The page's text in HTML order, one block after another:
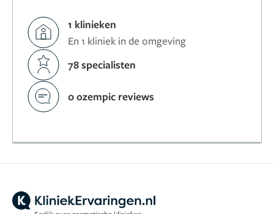
1 klinieken
En 1 kliniek in de omgeving
78 specialisten
0 ozempic reviews